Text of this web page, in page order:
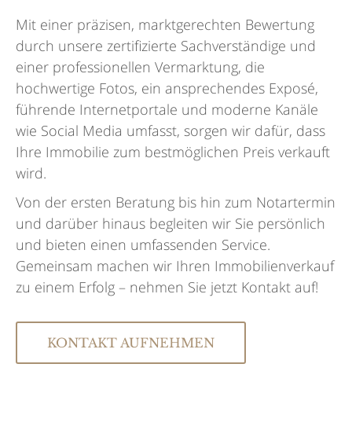
Mit einer präzisen, marktgerechten Bewertung
durch unsere zertifizierte Sachverständige und
einer professionellen Vermarktung, die
hochwertige Fotos, ein ansprechendes Exposé,
führende Internetportale und moderne Kanäle
wie Social Media umfasst, sorgen wir dafür, dass
Ihre Immobilie zum bestmöglichen Preis verkauft
wird.
Von der ersten Beratung bis hin zum Notartermin
und darüber hinaus begleiten wir Sie persönlich
und bieten einen umfassenden Service.
Gemeinsam machen wir Ihren Immobilienverkauf
zu einem Erfolg – nehmen Sie jetzt Kontakt auf!
KONTAKT AUFNEHMEN